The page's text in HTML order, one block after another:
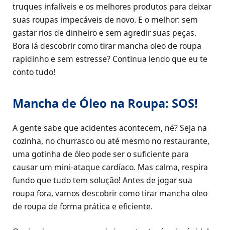
truques infalíveis e os melhores produtos para deixar
suas roupas impecáveis de novo. E o melhor: sem
gastar rios de dinheiro e sem agredir suas peças.
Bora lá descobrir como tirar mancha oleo de roupa
rapidinho e sem estresse? Continua lendo que eu te
conto tudo!
Mancha de Óleo na Roupa: SOS!
A gente sabe que acidentes acontecem, né? Seja na
cozinha, no churrasco ou até mesmo no restaurante,
uma gotinha de óleo pode ser o suficiente para
causar um mini-ataque cardíaco. Mas calma, respira
fundo que tudo tem solução! Antes de jogar sua
roupa fora, vamos descobrir como tirar mancha oleo
de roupa de forma prática e eficiente.